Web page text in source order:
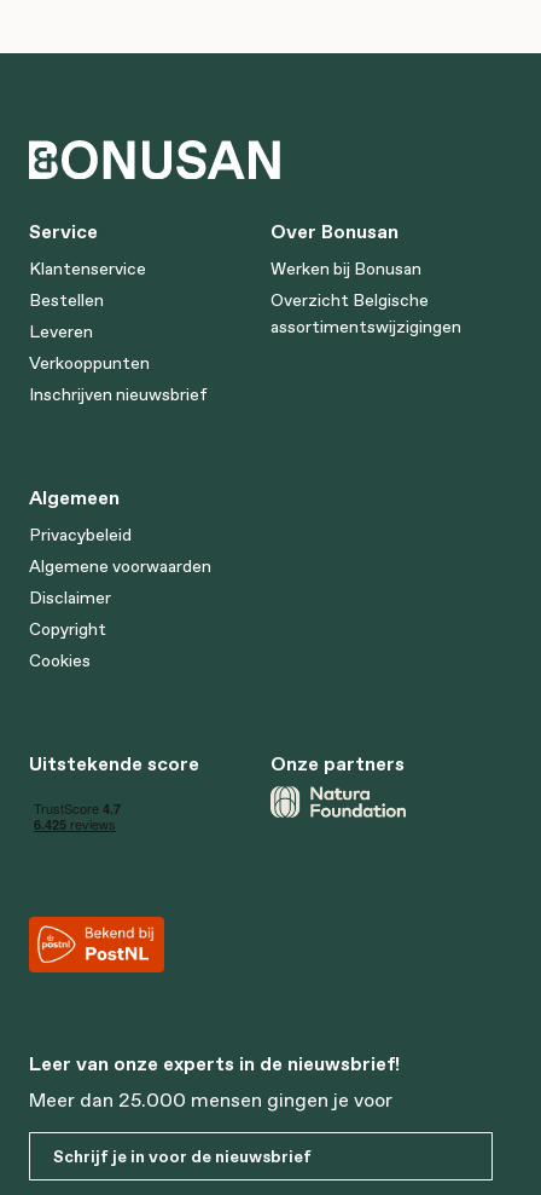
Service
Klantenservice
Bestellen
Leveren
Verkooppunten
Inschrijven nieuwsbrief
Over Bonusan
Werken bij Bonusan
Overzicht Belgische
assortimentswijzigingen
Algemeen
Privacybeleid
Algemene voorwaarden
Disclaimer
Copyright
Cookies
Uitstekende score Onze partners
Leer van onze experts in de nieuwsbrief!
Meer dan 25.000 mensen gingen je voor
Schrijf je in voor de nieuwsbrief